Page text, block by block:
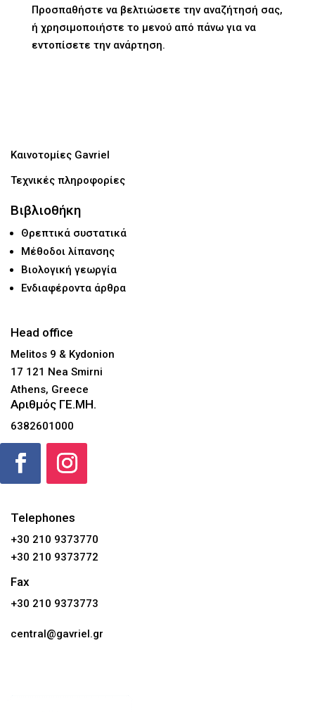
Προσπαθήστε να βελτιώσετε την αναζήτησή σας,
ή χρησιμοποιήστε το μενού από πάνω για να
εντοπίσετε την ανάρτηση.
Καινοτομίες Gavriel
Τεχνικές πληροφορίες
Βιβλιοθήκη
Θρεπτικά συστατικά
Μέθοδοι λίπανσης
Βιολογική γεωργία
Ενδιαφέροντα άρθρα
Head office
Melitos 9 & Kydonion
17 121 Nea Smirni
Athens, Greece
Αριθμός ΓΕ.ΜΗ.
6382601000
Telephones
+30 210 9373770
+30 210 9373772
Fax
+30 210 9373773
central@gavriel.gr